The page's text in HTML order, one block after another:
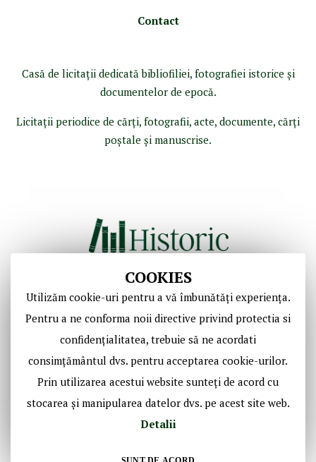
COOKIES
Utilizăm cookie-uri pentru a vă îmbunătăți experiența.
Pentru a ne conforma noii directive privind protectia si
confidențialitatea, trebuie să ne acordati
consimțământul dvs. pentru acceptarea cookie-urilor.
Prin utilizarea acestui website sunteți de acord cu
stocarea și manipularea datelor dvs. pe acest site web.
Detalii
Contact
Casă de licitaţii dedicată bibliofiliei, fotografiei istorice şi
documentelor de epocă.
Licitaţii periodice de cărţi, fotografii, acte, documente, cărţi
poştale şi manuscrise.
Copyright © Casa de Licitaţii Historic SRL
Social Media Historic